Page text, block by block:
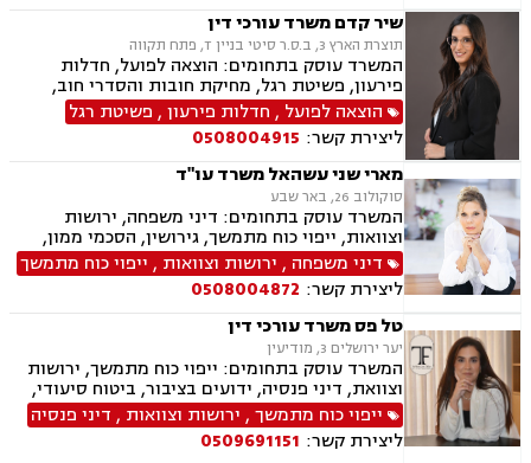
שיר קדם משרד עורכי דין
תוצרת הארץ 3, ב.ס.ר סיטי בניין T, פתח תקווה
המשרד עוסק בתחומים: הוצאה לפועל, חדלות
פירעון, פשיטת רגל, מחיקת חובות והסדרי חוב,
ירושות וצוואות, ייפוי כוח מתמשך
הוצאה לפועל , חדלות פירעון, פשיטת רגל
ליצירת קשר: 0508004915
מארי שני עשהאל משרד עו"ד
סוקולוב 26, באר שבע
המשרד עוסק בתחומים: דיני משפחה, ירושות
וצוואות, ייפוי כוח מתמשך, גירושין, הסכמי ממון,
נישואים אזרחיים, מעמד אישי, אפוטרופסות, מזונות,
התנגדויות לצוואות, הסכמים, בוררות
דיני משפחה , ירושות וצוואות , ייפוי כוח מתמשך
ליצירת קשר: 0508004872
טל פס משרד עורכי דין
יער ירושלים 3, מודיעין
המשרד עוסק בתחומים: ייפוי כוח מתמשך, ירושות
וצוואת, דיני פנסיה, ידועים בציבור, ביטוח סיעודי,
תביעות ביטוח ונזקי רכוש
ייפוי כוח מתמשך, ירושות וצוואות , דיני פנסיה
ליצירת קשר: 0509691151